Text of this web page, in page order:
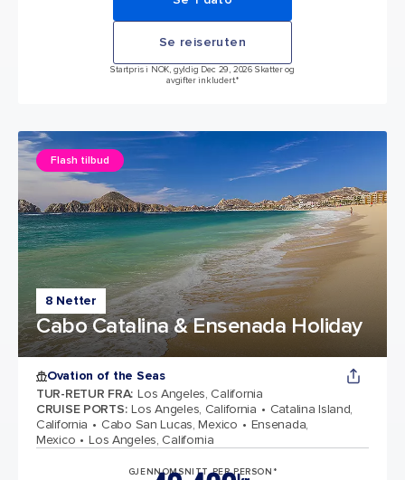
Se reiseruten
Startpris i NOK, gyldig Dec 29, 2026 Skatter og
avgifter inkludert.*
8 Netter
Cabo Catalina & Ensenada Holiday
Flash tilbud
Ovation of the Seas
TUR-RETUR FRA: Los Angeles, California
CRUISE PORTS: Los Angeles, California
Catalina Island,
California
Cabo San Lucas, Mexico
Ensenada,
Mexico
Los Angeles, California
GJENNOMSNITT PER PERSON*